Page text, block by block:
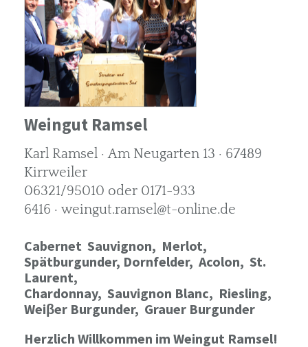
Weingut Ramsel
Karl Ramsel · Am Neugarten 13 · 67489
Kirrweiler
06321/95010 oder 0171-933
6416 · weingut.ramsel@t-online.de
Cabernet Sauvignon, Merlot,
Spätburgunder, Dornfelder, Acolon, St.
Laurent,
Chardonnay, Sauvignon Blanc, Riesling,
Weiβer Burgunder, Grauer Burgunder
Herzlich Willkommen im Weingut Ramsel!